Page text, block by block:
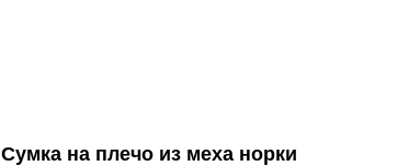
Сумка на плечо из меха норки